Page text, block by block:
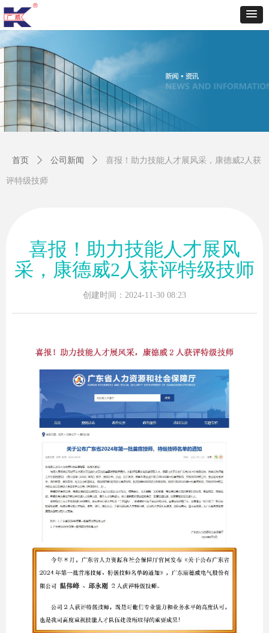
首页 ꄲ 公司新闻 ꄲ 喜报！助力技能人才展风采，康德威2人获
评特级技师
喜报！助力技能人才展风
采，康德威2人获评特级技师
创建时间： 2024-11-30 08:23